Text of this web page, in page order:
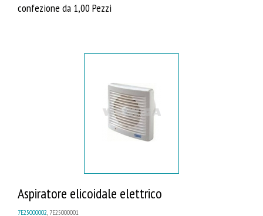
confezione da 1,00 Pezzi
Aspiratore elicoidale elettrico
7E25000002 , 7E25000001